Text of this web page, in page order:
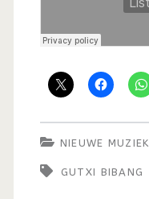
NIEUWE MUZIEK
GUTXI BIBANG